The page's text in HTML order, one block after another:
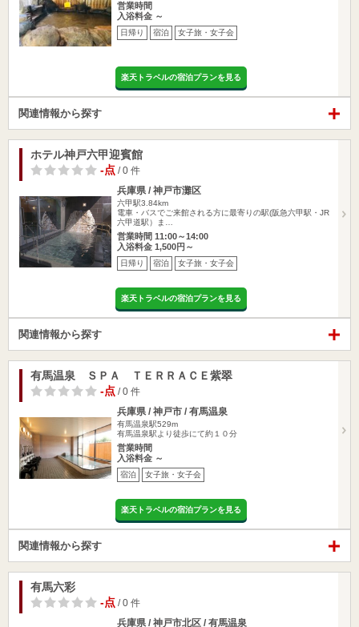
営業時間
入浴料金 ～
日帰り 宿泊 女子旅・女子会
楽天トラベルの宿泊プランを見る
関連情報から探す
ホテル神戸六甲迎賓館
-点 / 0 件
兵庫県 / 神戸市灘区
六甲駅3.84km
電車・バスでご来館される方に最寄りの駅(阪急六甲駅・JR
六甲道駅）ま…
営業時間 11:00～14:00
入浴料金 1,500円～
日帰り 宿泊 女子旅・女子会
楽天トラベルの宿泊プランを見る
関連情報から探す
有馬温泉 ＳＰＡ ＴＥＲＲＡＣＥ紫翠
-点 / 0 件
兵庫県 / 神戸市 / 有馬温泉
有馬温泉駅529m
有馬温泉駅より徒歩にて約１０分
営業時間
入浴料金 ～
宿泊 女子旅・女子会
楽天トラベルの宿泊プランを見る
関連情報から探す
有馬六彩
-点 / 0 件
兵庫県 / 神戸市北区 / 有馬温泉